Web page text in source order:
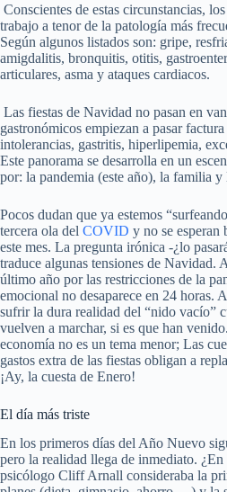
Conscientes de estas circunstancias,
trabajo a tenor de la patología más
Según algunos listados son: gripe,
amigdalitis, bronquitis, otitis,
articulares, asma y ataques cardiacos.
Las fiestas de Navidad no pasan en
gastronómicos empiezan a pasar
intolerancias, gastritis, hiperlipemia,
Este panorama se desarrolla en un
por: la pandemia (este año), la familia y
Pocos dudan que ya estemos
tercera ola del COVID y no se esperan
este mes. La pregunta irónica -¿lo
traduce algunas tensiones de Navidad.
último año por las restricciones de la
emocional no desaparece en 24 horas.
sufrir la dura realidad del “nido vacío”
vuelven a marchar, si es que han
economía no es un tema menor; Las
gastos extra de las fiestas obligan a
¡Ay, la cuesta de Enero!
El día más triste
En los primeros días del Año Nuevo
pero la realidad llega de inmediato. ¿En
psicólogo Cliff Arnall consideraba la